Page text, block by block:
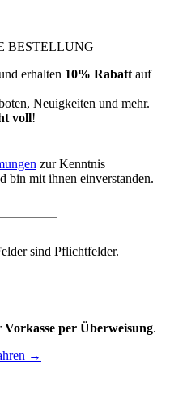
BESTELLUNG
erhalten 10% Rabatt auf
Neuigkeiten und mehr.
voll!
zur Kenntnis
bin mit ihnen einverstanden.
sind Pflichtfelder.
Vorkasse per Überweisung.
→